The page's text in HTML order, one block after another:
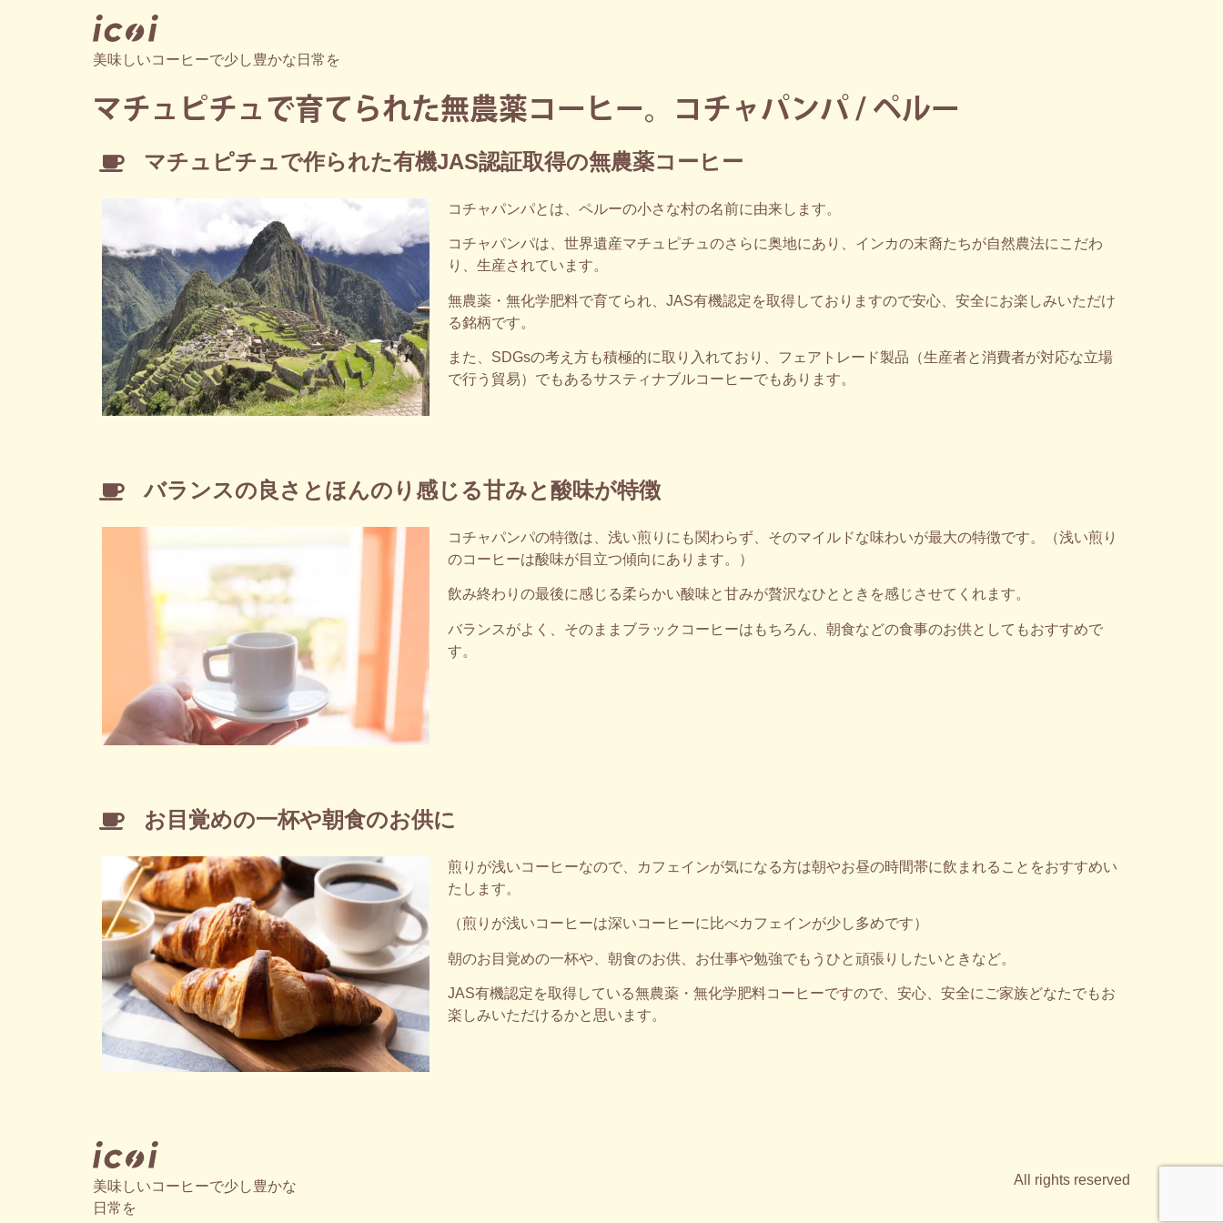
美味しいコーヒーで少し豊かな日常を
マチュピチュで育てられた無農薬コーヒー。コチャパンパ / ペルー
マチュピチュで作られた有機JAS認証取得の無農薬コーヒー
コチャパンパとは、ペルーの小さな村の名前に由来します。
コチャパンパは、世界遺産マチュピチュのさらに奥地にあり、インカの末裔たちが自然農法にこだわ
り、生産されています。
無農薬・無化学肥料で育てられ、JAS有機認定を取得しておりますので安心、安全にお楽しみいただけ
る銘柄です。
また、SDGsの考え方も積極的に取り入れており、フェアトレード製品（生産者と消費者が対応な立場
で行う貿易）でもあるサスティナブルコーヒーでもあります。
バランスの良さとほんのり感じる甘みと酸味が特徴
コチャパンパの特徴は、浅い煎りにも関わらず、そのマイルドな味わいが最大の特徴です。（浅い煎り
のコーヒーは酸味が目立つ傾向にあります。）
飲み終わりの最後に感じる柔らかい酸味と甘みが贅沢なひとときを感じさせてくれます。
バランスがよく、そのままブラックコーヒーはもちろん、朝食などの食事のお供としてもおすすめで
す。
お目覚めの一杯や朝食のお供に
煎りが浅いコーヒーなので、カフェインが気になる方は朝やお昼の時間帯に飲まれることをおすすめい
たします。
（煎りが浅いコーヒーは深いコーヒーに比べカフェインが少し多めです）
朝のお目覚めの一杯や、朝食のお供、お仕事や勉強でもうひと頑張りしたいときなど。
JAS有機認定を取得している無農薬・無化学肥料コーヒーですので、安心、安全にご家族どなたでもお
楽しみいただけるかと思います。
美味しいコーヒーで少し豊かな
日常を
All rights reserved